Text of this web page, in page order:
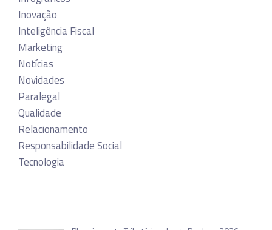
Inovação
Inteligência Fiscal
Marketing
Notícias
Novidades
Paralegal
Qualidade
Relacionamento
Responsabilidade Social
Tecnologia